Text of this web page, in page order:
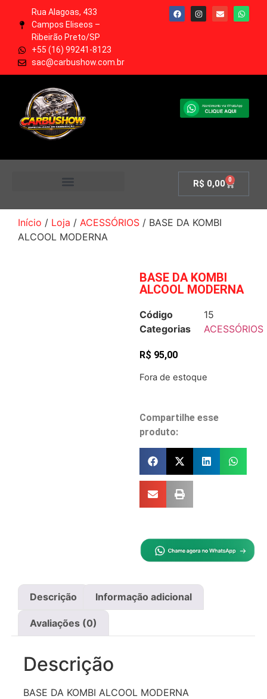
Rua Alagoas, 433
Campos Eliseos –
Ribeirão Preto/SP
+55 (16) 99241-8123
sac@carbushow.com.br
R$ 0,00 0
Início / Loja / ACESSÓRIOS / BASE DA KOMBI
ALCOOL MODERNA
BASE DA KOMBI
ALCOOL MODERNA
Código
15
Categorias
ACESSÓRIOS
R$ 95,00
Fora de estoque
Compartilhe esse
produto:
Descrição Informação adicional
Avaliações (0)
Descrição
BASE DA KOMBI ALCOOL MODERNA